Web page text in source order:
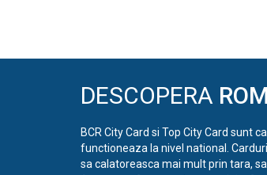
DESCOPERA
BCR City Card si Top City Card sunt
functioneaza la nivel national.
sa calatoreasca mai mult prin tara,